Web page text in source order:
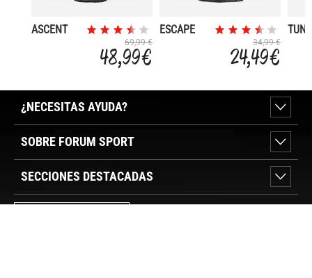
ASCENT
69,99 €
48,99 €
ESCAPE
34,99 €
24,49 €
¿NECESITAS AYUDA?
SOBRE FORUM SPORT
SECCIONES DESTACADAS